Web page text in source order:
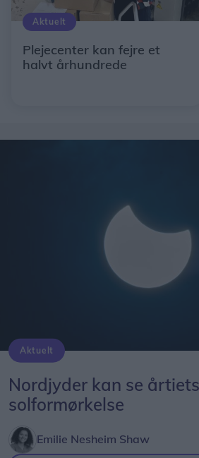
Aktuelt
Plejecenter kan fejre et
halvt århundrede
Aktuelt
Nordjyder kan se
solformørkelse
Emilie Nesheim Shaw